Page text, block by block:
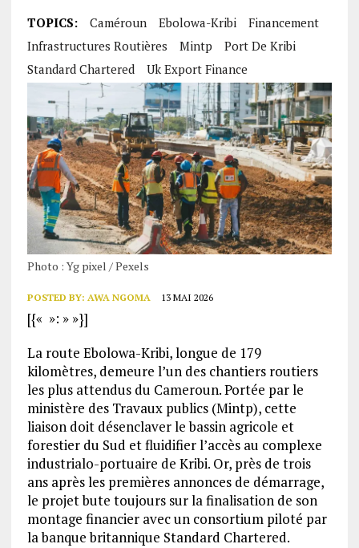
TOPICS: Caméroun Ebolowa-Kribi
Financement
Infrastructures Routières
Mintp
Port De Kribi
Standard Chartered
Uk Export Finance
Photo : Yg pixel / Pexels
POSTED BY: AWA NGOMA 13 MAI 2026
[{« »: » »}]
La route Ebolowa-Kribi, longue de 179
kilomètres, demeure l’un des chantiers routiers
les plus attendus du Cameroun. Portée par le
ministère des Travaux publics (Mintp), cette
liaison doit désenclaver le bassin agricole et
forestier du Sud et fluidifier l’accès au complexe
industrialo-portuaire de Kribi. Or, près de trois
ans après les premières annonces de démarrage,
le projet bute toujours sur la finalisation de son
montage financier avec un consortium piloté par
la banque britannique Standard Chartered.